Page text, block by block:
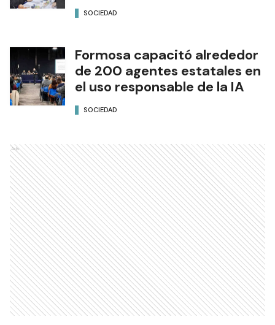
SOCIEDAD
Formosa capacitó alrededor
de 200 agentes estatales en
el uso responsable de la IA
SOCIEDAD
Ads